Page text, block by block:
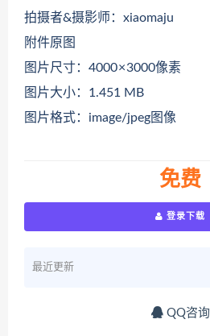
拍摄者&摄影师：xiaomaju
附件原图
图片尺寸：4000 × 3000像素
图片大小：1.451 MB
图片格式：image/jpeg图像
免费
登录下载
最近更新
QQ咨询